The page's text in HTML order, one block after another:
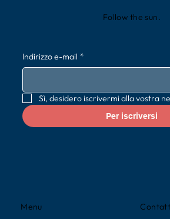
Menu
Follow the sun.
Indirizzo e-mail *
Sì, desidero iscrivermi alla vostra
Per iscriversi